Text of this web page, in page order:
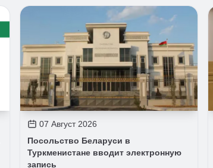
07 Август 2026
Посольство Беларуси в
Туркменистане вводит электронную
запись